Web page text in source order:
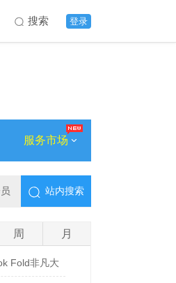
登录
搜索
服务市场
站内搜索
周 月
Fold非凡大